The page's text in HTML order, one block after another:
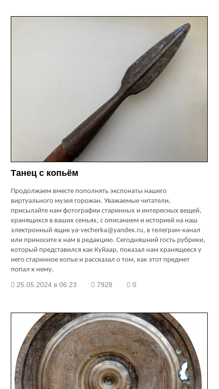
Танец с копьём
Продолжаем вместе пополнять экспонаты нашего
виртуального музея горожан. Уважаемые читатели,
присылайте нам фотографии старинных и интересных вещей,
хранящихся в ваших семьях, с описанием и историей на наш
электронный ящик ya-vecherka@yandex.ru, в телеграм-канал
или приносите к нам в редакцию. Сегодняшний гость рубрики,
который представился как Куйаар, показал нам хранящееся у
него старинное копье и рассказал о том, как этот предмет
попал к нему.
25.05.2024 в 06:23 7928 0